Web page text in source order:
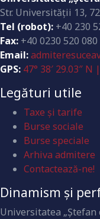
Str. Universităţii 13,
Tel (robot): +40 230
Fax: +40 0230 520 080
Email:
GPS: 47° 38′ 29.03″ N
Legături utile
Taxe și tarife
Burse sociale
Burse speciale
Arhiva admitere
Contactează-ne!
Dinamism și
Universitatea „Ştefan